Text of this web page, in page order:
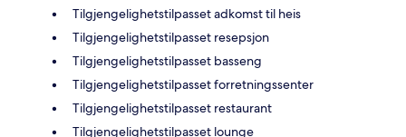
Tilgjengelighetstilpasset adkomst til heis
Tilgjengelighetstilpasset resepsjon
Tilgjengelighetstilpasset basseng
Tilgjengelighetstilpasset forretningssenter
Tilgjengelighetstilpasset restaurant
Tilgjengelighetstilpasset lounge